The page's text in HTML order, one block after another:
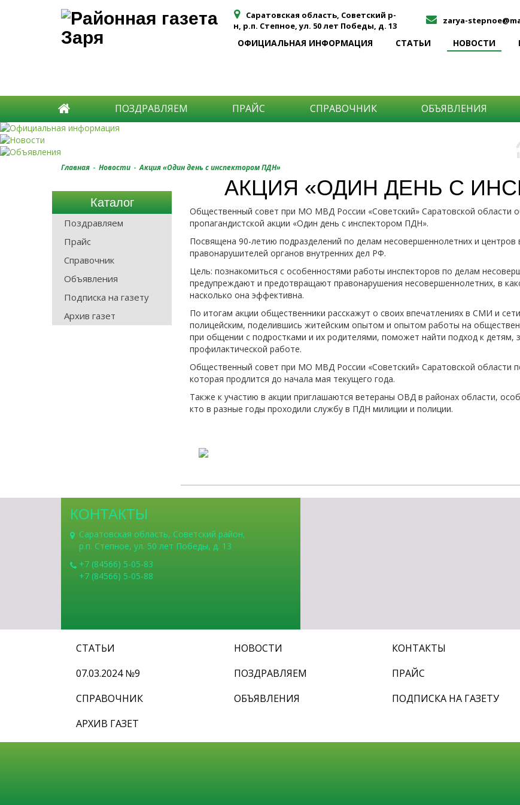
Саратовская область, Советский р-
н, р.п. Степное, ул. 50 лет Победы, д. 13
zarya-
ОФИЦИАЛЬНАЯ ИНФОРМАЦИЯ СТАТЬИ НОВОСТИ
ПОЗДРАВЛЯЕМ ПРАЙС СПРАВОЧНИК ОБЪЯВЛЕНИЯ
-
-
Главная - Новости - Акция «Один день с инспектором ПДН»
Каталог
Поздравляем
Прайс
Справочник
Объявления
Подписка на газету
Архив газет
АКЦИЯ «ОДИН ДЕНЬ С
Общественный совет при МО МВД России «Советский» Саратовской области
пропагандистской акции «Один день с инспектором ПДН».
Посвящена 90-летию подразделений по делам несовершеннолетних и
правонарушителей органов внутренних дел РФ.
Цель: познакомиться с особенностями работы инспекторов по делам
предупреждают и предотвращают правонарушения несовершеннолетних, в
насколько она эффективна.
По итогам акции общественники расскажут о своих впечатлениях в СМИ и
полицейским, поделившись житейским опытом и опытом работы на
при общении с подростками и их родителями, поможет найти подход к детям,
профилактической работе.
Общественный совет при МО МВД России «Советский» Саратовской
которая продлится до начала мая текущего года.
Также к участию в акции приглашаются ветераны ОВД в районах области,
кто в разные годы проходили службу в ПДН милиции и полиции.
КОНТАКТЫ
Саратовская область, Советский район,
р.п. Степное, ул. 50 лет Победы, д. 13
+7 (84566) 5-05-83
+7 (84566) 5-05-88
СТАТЬИ НОВОСТИ
КОНТАКТЫ
07.03.2024 №9
ПОЗДРАВЛЯЕМ
ПРАЙС
СПРАВОЧНИК
ОБЪЯВЛЕНИЯ
ПОДПИСКА НА ГАЗЕТУ
АРХИВ ГАЗЕТ